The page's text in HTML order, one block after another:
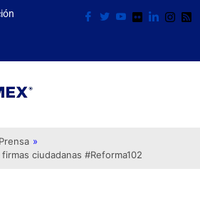
»
ciudadanas #Reforma102